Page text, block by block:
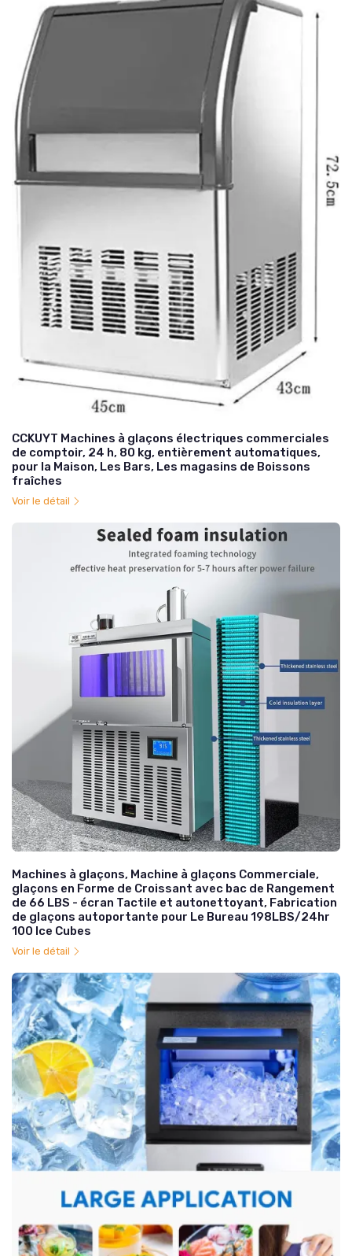
CCKUYT Machines à glaçons électriques commerciales
de comptoir, 24 h, 80 kg, entièrement automatiques,
pour la Maison, Les Bars, Les magasins de Boissons
fraîches
Voir le détail
Machines à glaçons, Machine à glaçons Commerciale,
glaçons en Forme de Croissant avec bac de Rangement
de 66 LBS - écran Tactile et autonettoyant, Fabrication
de glaçons autoportante pour Le Bureau 198LBS/24hr
100 Ice Cubes
Voir le détail